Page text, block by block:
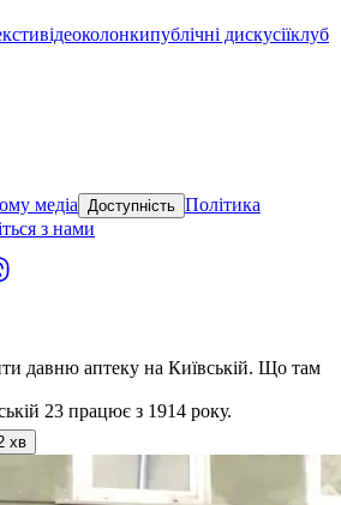
відеоколонкипублічні дискусіїклуб
медіа Доступність Політика
з нами
давню аптеку на Київській. Що там
23 працює з 1914 року.
хв